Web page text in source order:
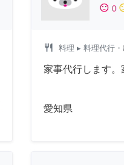
sentiment_satisfied 0
restaurant 料理 ▸ 料理代行
家事代行します。
愛知県